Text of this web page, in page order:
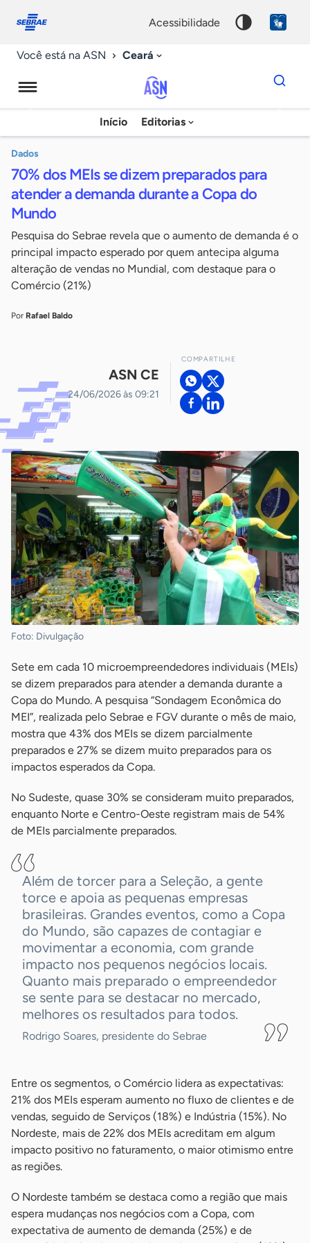
conosco
acessibilidade
Você está na ASN Ceará
Agência
Sebrae
Notícias
Início Editorias
Dados
para
chave
Dados
70% dos MEIs se dizem preparados para
atender a demanda durante a Copa do
Mundo
Pesquisa do Sebrae revela que o aumento de demanda é o
principal impacto esperado por quem antecipa alguma
alteração de vendas no Mundial, com destaque para o
Comércio (21%)
Por Rafael Baldo
ASN CE
24/06/2026 às 09:21
COMPARTILHE
Foto: Divulgação
Sete em cada 10 microempreendedores individuais (MEIs)
se dizem preparados para atender a demanda durante a
Copa do Mundo. A pesquisa “Sondagem Econômica do
MEI”, realizada pelo Sebrae e FGV durante o mês de maio,
mostra que 43% dos MEIs se dizem parcialmente
preparados e 27% se dizem muito preparados para os
impactos esperados da Copa.
No Sudeste, quase 30% se consideram muito preparados,
enquanto Norte e Centro-Oeste registram mais de 54%
de MEIs parcialmente preparados.
Além de torcer para a Seleção, a gente
torce e apoia as pequenas empresas
brasileiras. Grandes eventos, como a Copa
do Mundo, são capazes de contagiar e
movimentar a economia, com grande
impacto nos pequenos negócios locais.
Quanto mais preparado o empreendedor
se sente para se destacar no mercado,
melhores os resultados para todos.
Rodrigo Soares, presidente do Sebrae
Entre os segmentos, o Comércio lidera as expectativas:
21% dos MEIs esperam aumento no fluxo de clientes e de
vendas, seguido de Serviços (18%) e Indústria (15%). No
Nordeste, mais de 22% dos MEIs acreditam em algum
impacto positivo no faturamento, o maior otimismo entre
as regiões.
O Nordeste também se destaca como a região que mais
espera mudanças nos negócios com a Copa, com
expectativa de aumento de demanda (25%) e de